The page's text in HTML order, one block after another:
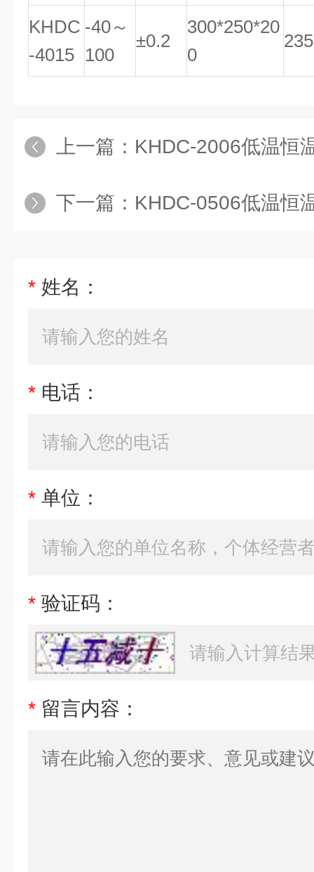
KHDC
-4015
-40～
100
±0.2
300*250*20
0
上一篇： KHDC-2006低温恒温槽,恒
下一篇： KHDC-0506低温恒温槽厂家,恒温
* 姓名：
* 电话：
* 单位：
* 验证码：
* 留言内容：